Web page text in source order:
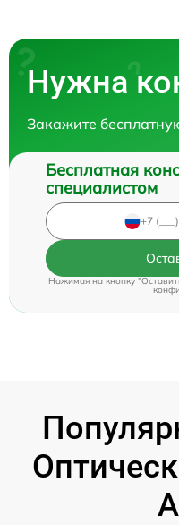
Нужна
Закажите
Бесплатная
специалистом
Нажимая на кнопку